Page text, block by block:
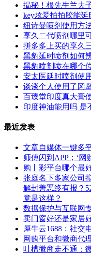
揭秘！根先生兰夫
key炫爱拍拍胶能
纽诗曼喷剂使用方
享久二代喷剂哪里
拼多多上买的享久
黑豹延时喷剂如何
黑豹喷剂喷在哪个
安太医延时喷剂使
谈谈个人使用了冈
百臻堂印度真大膏
印度神油能用吗 是
最近发表
文章自媒体一键多
师傅闪到APP；‘网
购丨彩平台哪个最
张庭名下多家公司
解封善恶终有报？
竟是这样？
数据保护与互联网
卖门窗好还是家居
犀牛云1688：社交
网购平台和微商代
吐槽微商走不通：